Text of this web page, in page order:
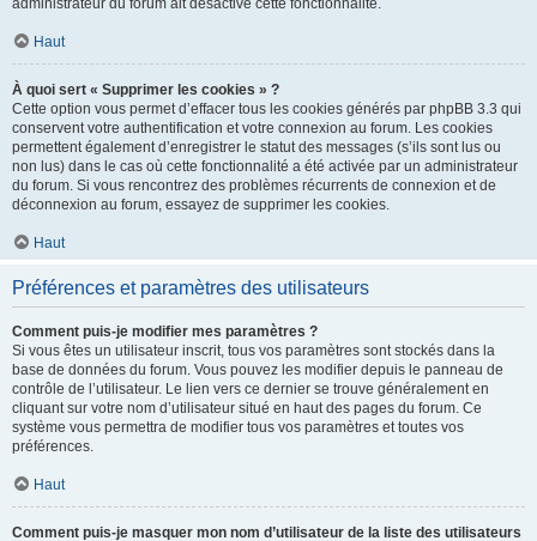
administrateur du forum ait désactivé cette fonctionnalité.
Haut
À quoi sert « Supprimer les cookies » ?
Cette option vous permet d’effacer tous les cookies générés par phpBB 3.3 qui
conservent votre authentification et votre connexion au forum. Les cookies
permettent également d’enregistrer le statut des messages (s’ils sont lus ou
non lus) dans le cas où cette fonctionnalité a été activée par un administrateur
du forum. Si vous rencontrez des problèmes récurrents de connexion et de
déconnexion au forum, essayez de supprimer les cookies.
Haut
Préférences et paramètres des utilisateurs
Comment puis-je modifier mes paramètres ?
Si vous êtes un utilisateur inscrit, tous vos paramètres sont stockés dans la
base de données du forum. Vous pouvez les modifier depuis le panneau de
contrôle de l’utilisateur. Le lien vers ce dernier se trouve généralement en
cliquant sur votre nom d’utilisateur situé en haut des pages du forum. Ce
système vous permettra de modifier tous vos paramètres et toutes vos
préférences.
Haut
Comment puis-je masquer mon nom d’utilisateur de la liste des utilisateurs